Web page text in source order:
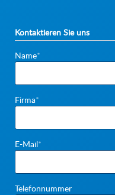
Kontaktieren Sie uns
Pflichtfeld
Name*
Pflichtfeld
Firma*
Pflichtfeld
E-Mail*
Telefonnummer